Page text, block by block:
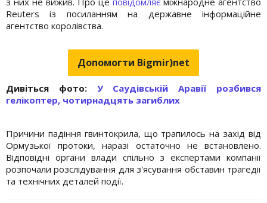
Reuters із посиланням на державне інформаційне
агентство королівства.
Допомогти Bigmir)net
Дивіться фото: У Саудівській Аравії розбився
гелікоптер, чотирнадцять загиблих
Причини падіння гвинтокрила, що трапилось на захід від
Ормузької протоки, наразі остаточно не встановлено.
Відповідні органи влади спільно з експертами компанії
розпочали розслідування для з'ясування обставин трагедії
та технічних деталей події.